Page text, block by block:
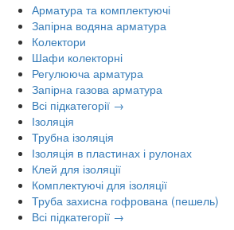
Арматура та комплектуючі
Запірна водяна арматура
Колектори
Шафи колекторні
Регулююча арматура
Запірна газова арматура
Всі підкатегорії →
Ізоляція
Трубна ізоляція
Ізоляція в пластинах і рулонах
Клей для ізоляції
Комплектуючі для ізоляції
Труба захисна гофрована (пешель)
Всі підкатегорії →